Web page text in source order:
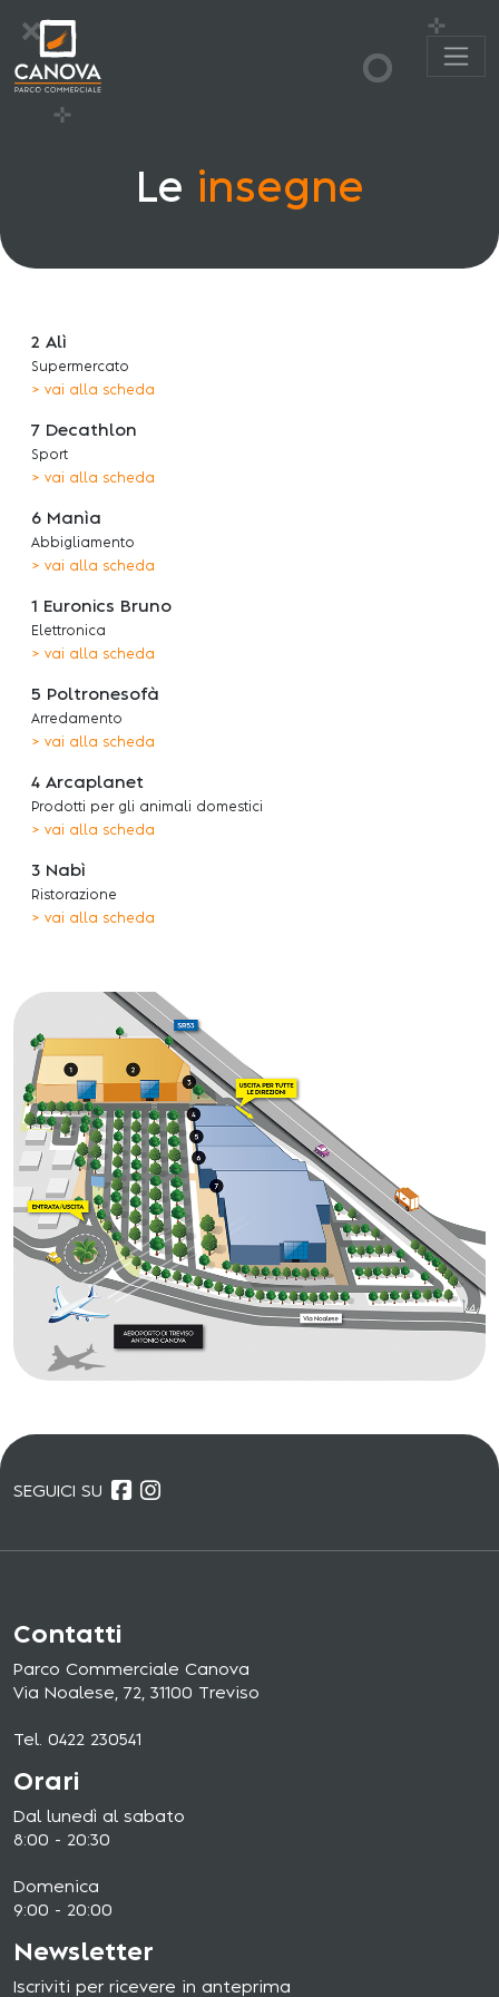
Le insegne
2 Alì
Supermercato
> vai alla scheda
7 Decathlon
Sport
> vai alla scheda
6 Manìa
Abbigliamento
> vai alla scheda
1 Euronics Bruno
Elettronica
> vai alla scheda
5 Poltronesofà
Arredamento
> vai alla scheda
4 Arcaplanet
Prodotti per gli animali domestici
> vai alla scheda
3 Nabì
Ristorazione
> vai alla scheda
SEGUICI SU
Contatti
Parco Commerciale Canova
Via Noalese, 72, 31100 Treviso
Tel. 0422 230541
Orari
Dal lunedì al sabato
8:00 - 20:30
Domenica
9:00 - 20:00
Newsletter
Iscriviti per ricevere in anteprima